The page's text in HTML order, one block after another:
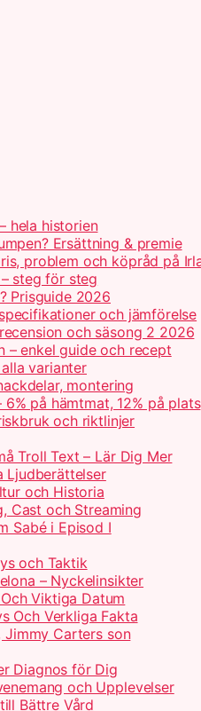
hela historien
Ersättning & premie
problem och köpråd på
steg för steg
Prisguide 2026
och jämförelse
och säsong 2 2026
– enkel guide och recept
varianter
montering
på hämtmat, 12% på plats
och riktlinjer
Troll Text – Lär Dig Mer
Ljudberättelser
och Historia
Cast och Streaming
Sabé i Episod I
och Taktik
– Nyckelinsikter
Viktiga Datum
Och Verkliga Fakta
Jimmy Carters son
Diagnos för Dig
och Upplevelser
Bättre Vård